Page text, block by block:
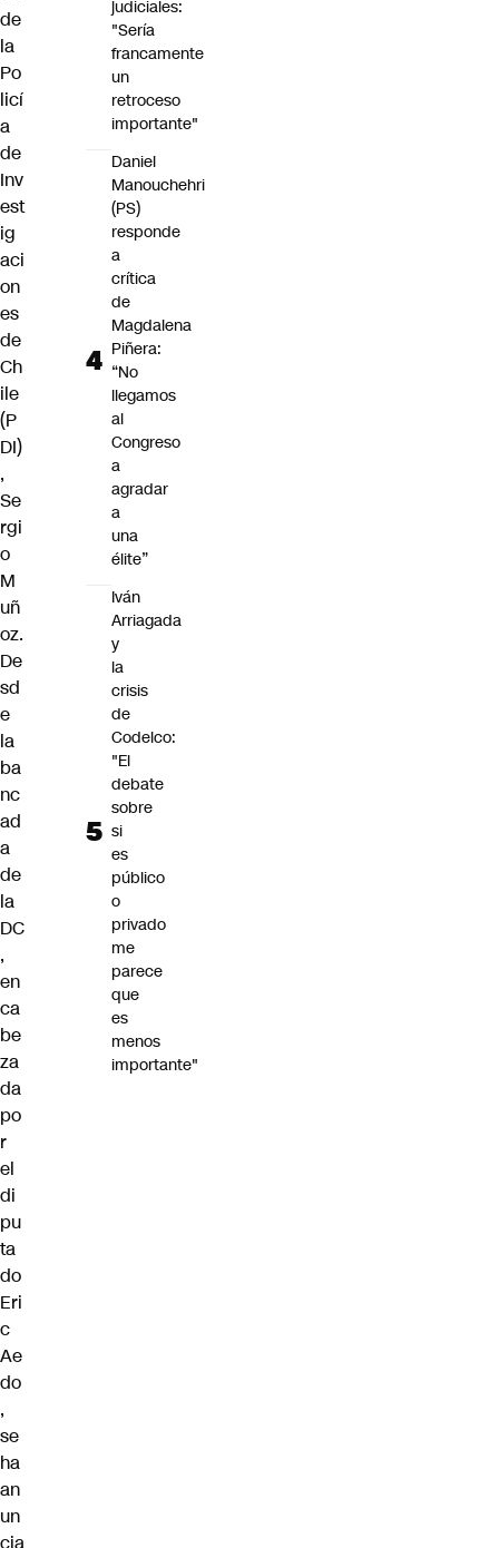
de
la
Po
licí
a
de
Inv
est
ig
aci
on
es
de
Ch
ile
(P
DI)
,
Se
rgi
o
M
uñ
oz.
De
sd
e
la
ba
nc
ad
a
de
la
DC
,
en
ca
be
za
da
po
r
el
di
pu
ta
do
Eri
c
Ae
do
,
se
ha
an
un
cia
judiciales:
"Sería
francamente
un
retroceso
importante"
Daniel
Manouchehri
(PS)
responde
a
crítica
de
Magdalena
Piñera:
“No
llegamos
al
Congreso
a
agradar
a
una
élite”
Iván
Arriagada
y
la
crisis
de
Codelco:
"El
debate
sobre
si
es
público
o
privado
me
parece
que
es
menos
importante"